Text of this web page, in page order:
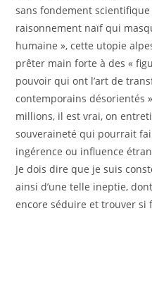
sans fondement
raisonnement naïf qui
humaine », cette utopie
prêter main forte à des «
pouvoir qui ont l’art de
contemporains désorientés
millions, il est vrai, on
souveraineté qui pourrait
ingérence ou influence
Je dois dire que je suis
ainsi d’une telle ineptie,
encore séduire et trouver si